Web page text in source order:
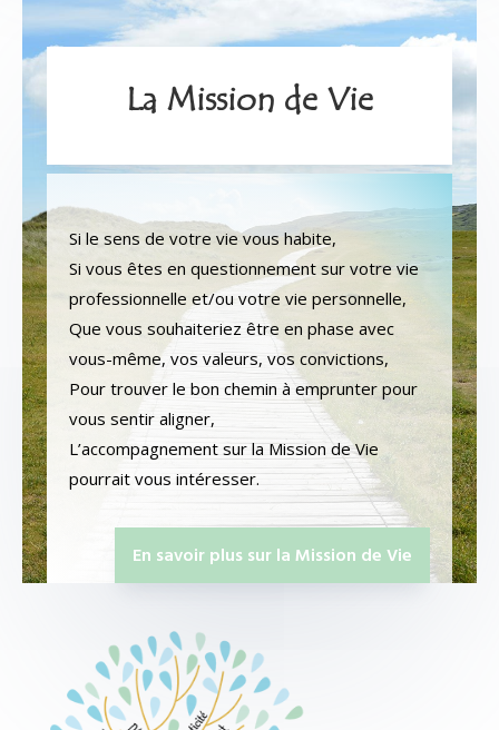
La Mission de Vie
Si le sens de votre vie vous habite,
Si vous êtes en questionnement sur votre vie
professionnelle et/ou votre vie personnelle,
Que vous souhaiteriez être en phase avec
vous-même, vos valeurs, vos convictions,
Pour trouver le bon chemin à emprunter pour
vous sentir aligner,
L’accompagnement sur la Mission de Vie
pourrait vous intéresser.
En savoir plus sur la Mission de Vie